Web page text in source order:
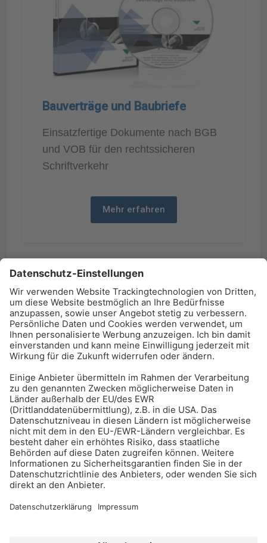
Bauverträge und Baubriefe
Einsatzfertige Dokumente nach BGB
und VOB für den rechtssicheren
Schriftverkehr
Mehr erfahren
BAU-Index Newsletter
Erhalten Sie regelmäßig Benachrichtigungen zu den
Zur Anmeldung
Meistgelesen:Bauwerksabdichtung
Impressum Bildrechte